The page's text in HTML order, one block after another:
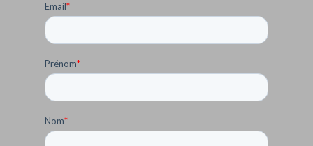
Email*
Prénom*
Nom*